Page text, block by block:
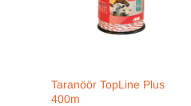
Taranöör TopLine Plus
400m